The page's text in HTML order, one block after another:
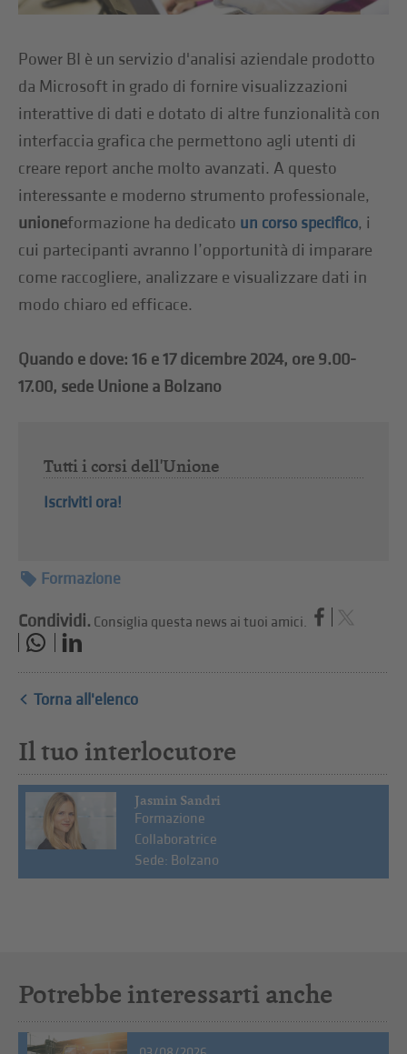
Power BI è un servizio d'analisi aziendale prodotto
da Microsoft in grado di fornire visualizzazioni
interattive di dati e dotato di altre funzionalità con
interfaccia grafica che permettono agli utenti di
creare report anche molto avanzati. A questo
interessante e moderno strumento professionale,
unioneformazione ha dedicato un corso specifico, i
cui partecipanti avranno l’opportunità di imparare
come raccogliere, analizzare e visualizzare dati in
modo chiaro ed efficace.
Quando e dove: 16 e 17 dicembre 2024, ore 9.00-
17.00, sede Unione a Bolzano
Tutti i corsi dell'Unione
Iscriviti ora!
Formazione
Condividi. Consiglia questa news ai tuoi amici.
Torna all'elenco
Il tuo interlocutore
Jasmin Sandri
Formazione
Collaboratrice
Sede: Bolzano
Potrebbe interessarti anche